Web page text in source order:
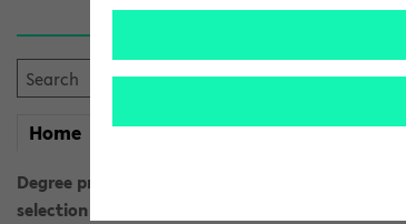
Home myeKVV
Degree programme
selection
Semester: